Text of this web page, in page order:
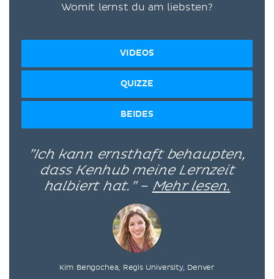
Womit lernst du am liebsten?
VIDEOS
QUIZZE
BEIDES
”Ich kann ernsthaft behaupten,
dass Kenhub meine Lernzeit
halbiert hat.” – Mehr lesen.
Kim Bengochea, Regis University, Denver